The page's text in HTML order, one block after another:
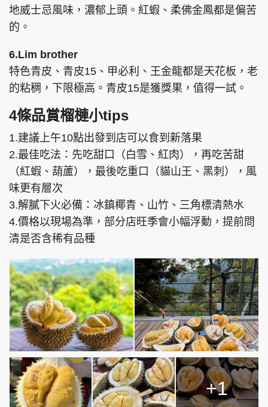
地威士忌風味，濃郁上頭。紅蝦、柔佛金鳳都是偏苦
的。
6.Lim brother
特色青皮、青皮15、甲必利、王金龍都是天花板，老
的粘稠，下限極高。青皮15是獲獎果，值得一試。
4條品賞榴槤小tips
1.建議上午10點出發到店可以食到新落果
2.最佳吃法：先吃甜口（白雪、紅肉），再吃苦甜
（紅蝦、葫蘆），最後吃重口（貓山王、黑刺），風
味更有層次​
3.解膩下火必備：冰鎮椰青、山竹、三角標清熱水​
4.價格以現場為準，部分店旺季會小幅浮動，提前問
清是否含稀有品種
+1